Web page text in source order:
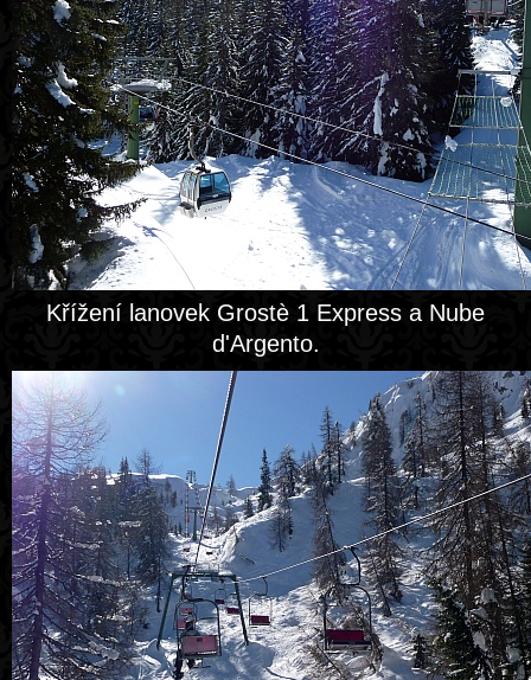
Křížení lanovek Grostè 1 Express a Nube
d'Argento.